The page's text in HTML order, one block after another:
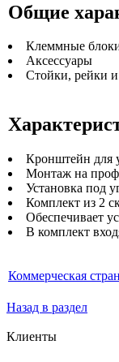
Общие
Клеммные
Аксессуары
Стойки, рейки
Кронштейн для
Монтаж на
Установка под
Комплект из 2
Обеспечивает
В комплект
Коммерческая
Назад в раздел
Клиенты